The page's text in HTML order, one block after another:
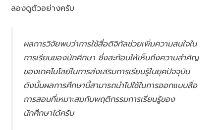
ลองดูตัวอย่างครับ
ผลการวิจัยพบว่าการใช้สื่อดิจิทัลช่วยเพิ่มความสนใจใน
การเรียนของนักศึกษา ซึ่งสะท้อนให้เห็นถึงความสำคัญ
ของเทคโนโลยีในการส่งเสริมการเรียนรู้ในยุคปัจจุบัน
ดังนั้นผลการศึกษานี้สามารถนำไปใช้ในการออกแบบสื่อ
การสอนที่เหมาะสมกับพฤติกรรมการเรียนรู้ของ
นักศึกษาได้ครับ